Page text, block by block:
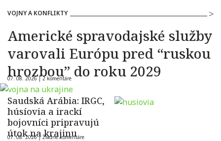
VOJNY A KONFLIKTY
Americké spravodajské služby
varovali Európu pred “ruskou
hrozbou” do roku 2029
07. 08. 2026 |2 komentáre
Saudská Arábia: IRGC,
húsíovia a irackí
bojovníci pripravujú
útok na krajinu
07. 08. 2026 |Žiadne komentáre